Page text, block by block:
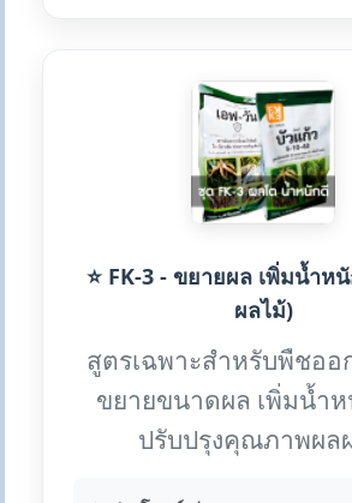
⭐ FK-3 - ขยายผล เพิ่มน้ำห
ผลไม้)
สูตรเฉพาะสำหรับพืชออ
ขยายขนาดผล เพิ่มน้ำ
ปรับปรุงคุณภาพผล